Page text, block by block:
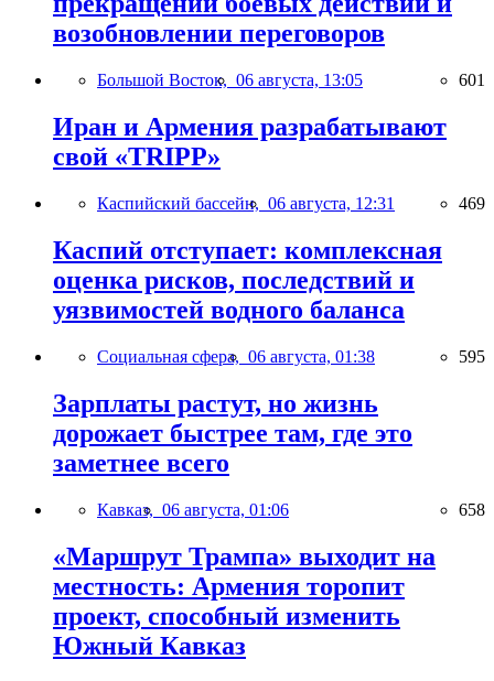
возобновлении переговоров
Большой Восток, 06 августа, 13:05 601
Иран и Армения разрабатывают
свой «TRIPP»
Каспийский бассейн, 06 августа, 12:31 469
Каспий отступает: комплексная
оценка рисков, последствий и
уязвимостей водного баланса
Социальная сфера, 06 августа, 01:38 595
Зарплаты растут, но жизнь
дорожает быстрее там, где это
заметнее всего
Кавказ, 06 августа, 01:06 658
«Маршрут Трампа» выходит на
местность: Армения торопит
проект, способный изменить
Южный Кавказ